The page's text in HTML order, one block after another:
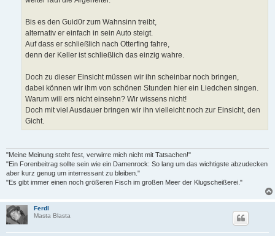
Bis es den Guid0r zum Wahnsinn treibt,
alternativ er einfach in sein Auto steigt.
Auf dass er schließlich nach Otterfing fahre,
denn der Keller ist schließlich das einzig wahre.
Doch zu dieser Einsicht müssen wir ihn scheinbar noch bringen,
dabei können wir ihm von schönen Stunden hier ein Liedchen singen.
Warum will ers nicht einsehn? Wir wissens nicht!
Doch mit viel Ausdauer bringen wir ihn vielleicht noch zur Einsicht, den
Gicht.
"Meine Meinung steht fest, verwirre mich nicht mit Tatsachen!"
"Ein Forenbeitrag sollte sein wie ein Damenrock: So lang um das wichtigste abzudecken
aber kurz genug um interressant zu bleiben."
"Es gibt immer einen noch größeren Fisch im großen Meer der Klugscheißerei."
Ferdl
Masta Blasta